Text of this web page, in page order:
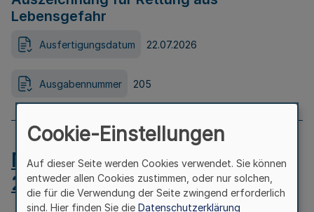
Lebensgefahr
Ausfertigungsdatum 22.07.2026
Ausgabennummer 205
MB.NRW 2026 Nr. 204 vom
24.07.2026
Cookie-Einstellungen
Auf dieser Seite werden Cookies verwendet. Sie können
entweder allen Cookies zustimmen, oder nur solchen,
die für die Verwendung der Seite zwingend erforderlich
sind. Hier finden Sie die Datenschutzerklärung